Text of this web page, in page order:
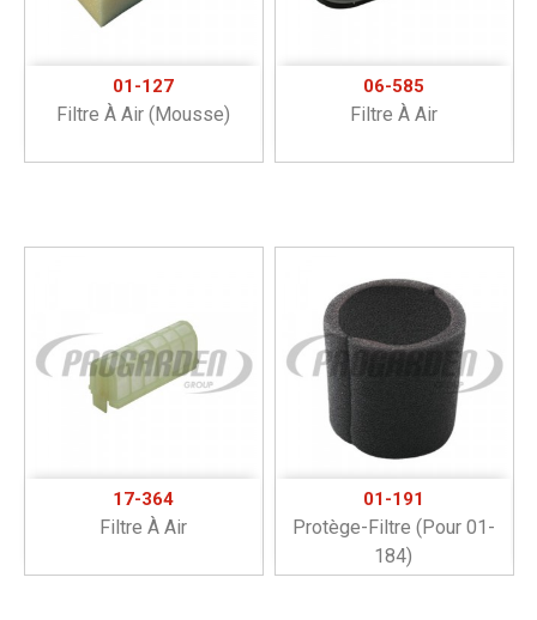
01-127
Filtre À Air (mousse)
06-585
Filtre À Air
17-364
Filtre À Air
01-191
Protège-Filtre (pour 01-
184)